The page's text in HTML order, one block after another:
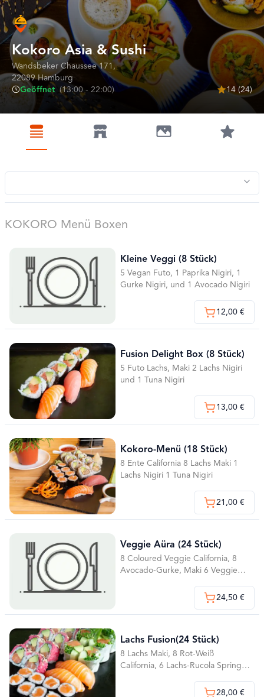
Kokoro Asia & Sushi
Wandsbeker Chaussee 171 ,
22089 Hamburg
Geöffnet (13:00 - 22:00) 14 (24)
KOKORO Menü Boxen
Kleine Veggi (8 Stück)
5 Vegan Futo, 1 Paprika Nigiri, 1
Gurke Nigiri, und 1 Avocado Nigiri
12,00 €
Fusion Delight Box (8 Stück)
5 Futo Lachs, Maki 2 Lachs Nigiri
und 1 Tuna Nigiri
13,00 €
Kokoro-Menü (18 Stück)
8 Ente California 8 Lachs Maki 1
Lachs Nigiri 1 Tuna Nigiri
21,00 €
Veggie Aüra (24 Stück)
8 Coloured Veggie California, 8
Avocado-Gurke, Maki 6 Veggie
24,50 €
Lachs Fusion(24 Stück)
8 Lachs Maki, 8 Rot-Weiß
California, 6 Lachs-Rucola Spring
28,00 €